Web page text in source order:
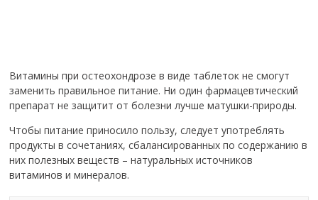
Витамины при остеохондрозе в виде таблеток не смогут
заменить правильное питание. Ни один фармацевтический
препарат не защитит от болезни лучше матушки-природы.
Чтобы питание приносило пользу, следует употреблять
продукты в сочетаниях, сбалансированных по содержанию в
них полезных веществ – натуральных источников
витаминов и минералов.